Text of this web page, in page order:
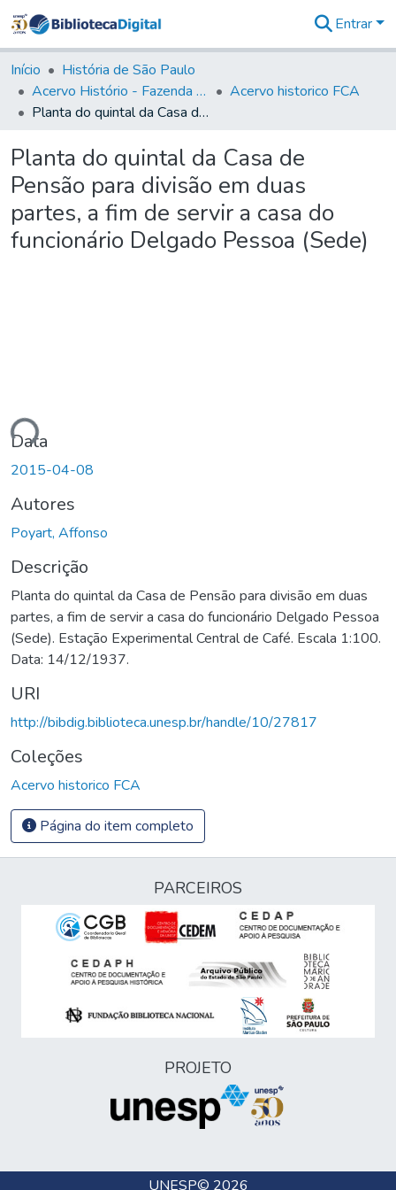
&
Coleções
Tudo na
Biblioteca
Estatísticas
Entrar
Início
História de São Paulo
Acervo Histório - Fazenda Lageado
Acervo historico FCA
Planta do quintal da Casa de Pensão para divisão em duas partes, a fim de servir a casa do funcionário Delgado Pessoa (Sede)
Planta do quintal da Casa de
Pensão para divisão em duas
partes, a fim de servir a casa do
funcionário Delgado Pessoa (Sede)
Data
2015-04-08
Autores
Poyart, Affonso
Descrição
Planta do quintal da Casa de Pensão para divisão em duas
partes, a fim de servir a casa do funcionário Delgado Pessoa
(Sede). Estação Experimental Central de Café. Escala 1:100.
Data: 14/12/1937.
URI
http://bibdig.biblioteca.unesp.br/handle/10/27817
Coleções
Acervo historico FCA
Página do item completo
PARCEIROS
PROJETO
UNESP© 2026